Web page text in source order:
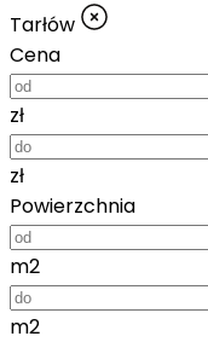
Tarłów
Cena
zł
zł
Powierzchnia
m2
m2